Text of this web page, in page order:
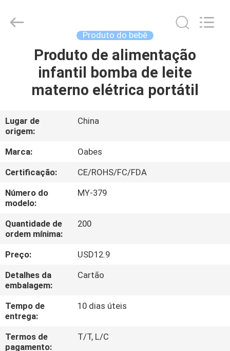
CASA
PRODUTOS
SOBRE
NÓS
EXCURSÃO
DA
FÁBRICA
CONTROLE
DA
QUALIDADE
CONTACTE-
NOS
Produto do bebê
Produto de alimentação
infantil bomba de leite
materno elétrica portátil
Lugar de
origem:
China
Marca:
Oabes
Certificação:
CE/ROHS/FC/FDA
Número do
modelo:
MY-379
Quantidade de
ordem mínima:
200
Preço:
USD12.9
Detalhes da
embalagem:
Cartão
Tempo de
entrega:
10 dias úteis
Termos de
pagamento:
T/T, L/C